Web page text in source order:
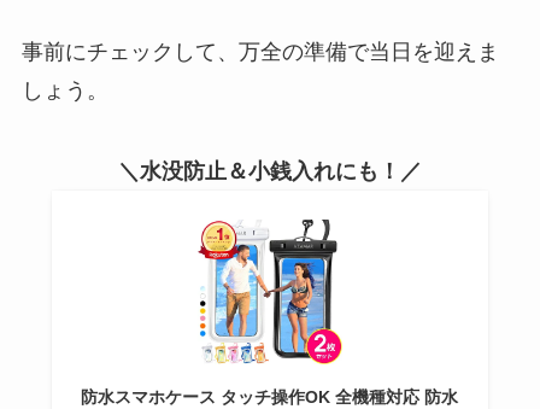
事前にチェックして、万全の準備で当日を迎えま
しょう。
＼水没防止＆小銭入れにも！／
防水スマホケース タッチ操作OK 全機種対応 防水